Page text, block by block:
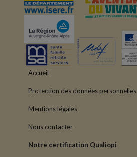
Accueil
Protection des données personnelles
Mentions légales
Nous contacter
Notre certification Qualiopi